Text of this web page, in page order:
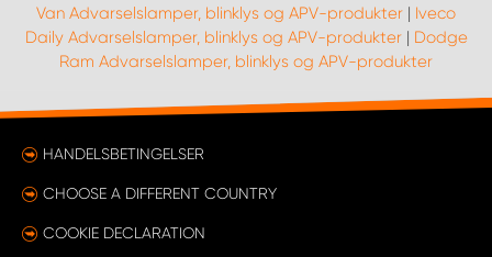
Van Advarselslamper, blinklys og APV-produkter | Iveco
Daily Advarselslamper, blinklys og APV-produkter| Dodge
Ram Advarselslamper, blinklys og APV-produkter
HANDELSBETINGELSER
CHOOSE A DIFFERENT COUNTRY
COOKIE DECLARATION